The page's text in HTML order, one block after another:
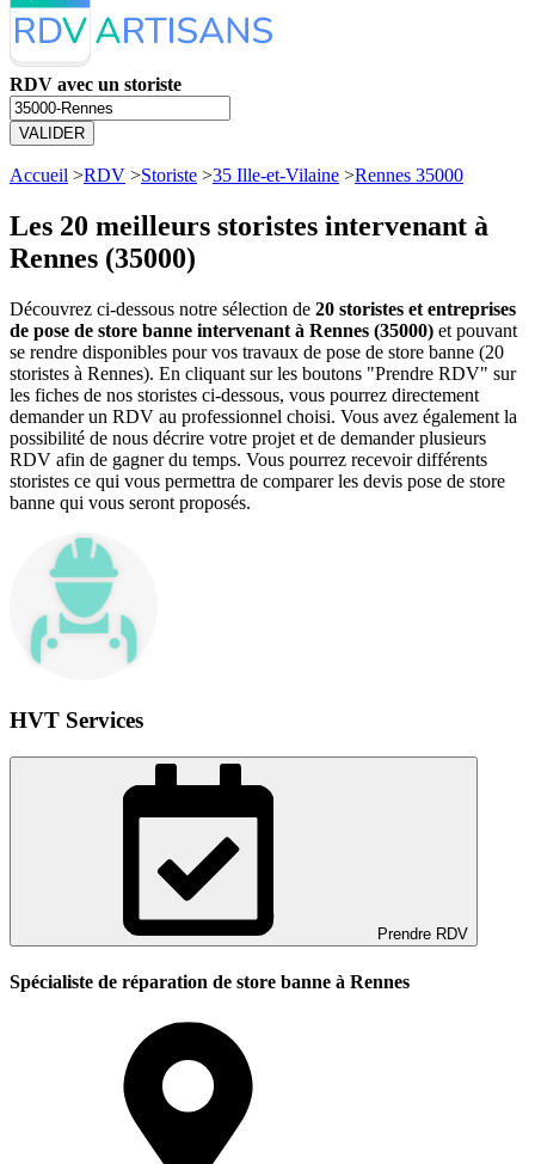
RDV avec un storiste
VALIDER
Accueil >RDV >Storiste >35 Ille-et-Vilaine >Rennes 35000
Les 20 meilleurs storistes intervenant à
Rennes (35000)
Découvrez ci-dessous notre sélection de 20 storistes et entreprises
de pose de store banne intervenant à Rennes (35000) et pouvant
se rendre disponibles pour vos travaux de pose de store banne (20
storistes à Rennes). En cliquant sur les boutons "Prendre RDV" sur
les fiches de nos storistes ci-dessous, vous pourrez directement
demander un RDV au professionnel choisi. Vous avez également la
possibilité de nous décrire votre projet et de demander plusieurs
RDV afin de gagner du temps. Vous pourrez recevoir différents
storistes ce qui vous permettra de comparer les devis pose de store
banne qui vous seront proposés.
HVT Services
Prendre RDV
Spécialiste de réparation de store banne à Rennes